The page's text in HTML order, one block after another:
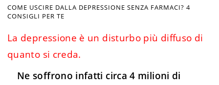
COME USCIRE DALLA DEPRESSIONE SENZA FARMACI? 4
CONSIGLI PER TE
La depressione è un disturbo più diffuso di
quanto si creda.
Ne soffrono infatti circa 4 milioni di